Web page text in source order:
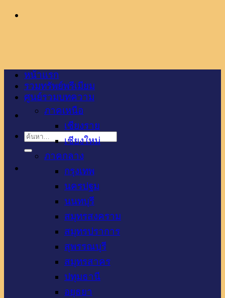
ข้าม
หน้าแรก
รวมทรัพย์พรีเมียม
ศูนย์รวมบทความ
ภาคเหนือ
เชียงราย
เชียงใหม่
ภาคกลาง
กรุงเทพ
นครปฐม
นนทบุรี
สมุทรสงคราม
สมุทรปราการ
สุพรรณบุรี
สมุทรสาคร
ปทุมธานี
อยุธยา